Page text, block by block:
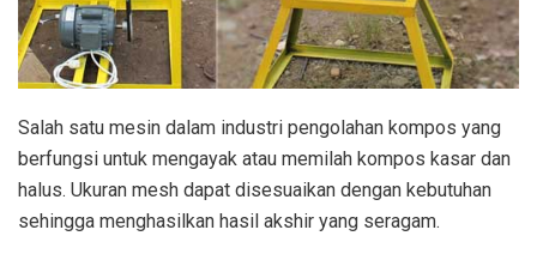
Salah satu mesin dalam industri pengolahan kompos yang
berfungsi untuk mengayak atau memilah kompos kasar dan
halus. Ukuran mesh dapat disesuaikan dengan kebutuhan
sehingga menghasilkan hasil akshir yang seragam.